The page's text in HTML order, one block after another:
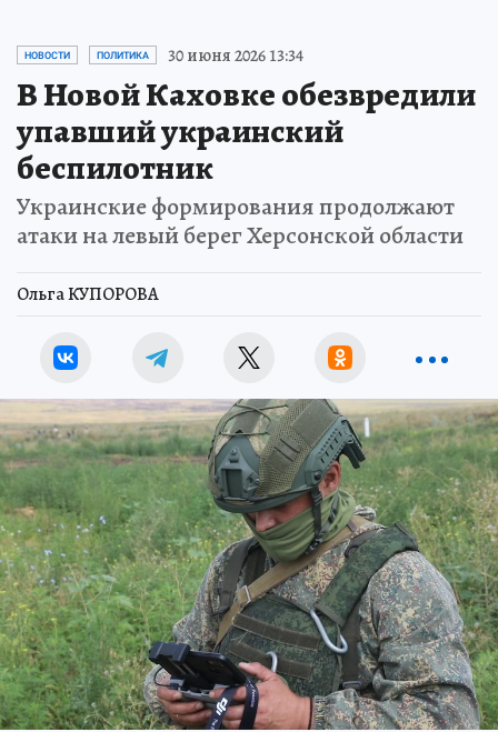
НОВОСТИ ПОЛИТИКА 30 июня 2026 13:34
В Новой Каховке обезвредили
упавший украинский
беспилотник
Украинские формирования продолжают
атаки на левый берег Херсонской области
Ольга КУПОРОВА